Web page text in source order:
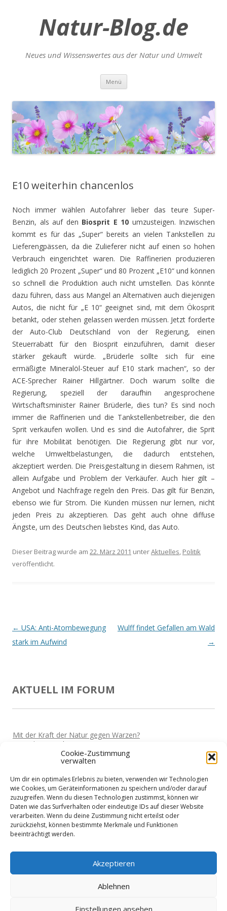
Cookie-Zustimmung
verwalten
Um dir ein optimales Erlebnis zu bieten, verwenden wir Technologien
wie Cookies, um Geräteinformationen zu speichern und/oder darauf
zuzugreifen. Wenn du diesen Technologien zustimmst, können wir
Daten wie das Surfverhalten oder eindeutige IDs auf dieser Website
verarbeiten. Wenn du deine Zustimmung nicht erteilst oder
zurückziehst, können bestimmte Merkmale und Funktionen
beeinträchtigt werden.
Akzeptieren
Ablehnen
Einstellungen ansehen
Natur-Blog.de
Neues und Wissenswertes aus der Natur und Umwelt
Menü Zum
springen
E10 weiterhin chancenlos
Noch immer wählen Autofahrer lieber das teure Super-
Benzin, als auf den Biosprit E 10 umzusteigen. Inzwischen
kommt es für das „Super“ bereits an vielen Tankstellen zu
Lieferengpässen, da die Zulieferer nicht auf einen so hohen
Verbrauch eingerichtet waren. Die Raffinerien produzieren
lediglich 20 Prozent „Super“ und 80 Prozent „E10“ und können
so schnell die Produktion auch nicht umstellen. Das könnte
dazu führen, dass aus Mangel an Alternativen auch diejenigen
Autos, die nicht für „E 10“ geeignet sind, mit dem Ökosprit
betankt, oder stehen gelassen werden müssen. Jetzt forderte
der Auto-Club Deutschland von der Regierung, einen
Steuerrabatt für den Biosprit einzuführen, damit dieser
stärker gekauft würde. „Brüderle sollte sich für eine
ermäßigte Mineralöl-Steuer auf E10 stark machen“, so der
ACE-Sprecher Rainer Hillgärtner. Doch warum sollte die
Regierung, speziell der daraufhin angesprochene
Wirtschaftsminister Rainer Brüderle, dies tun? Es sind noch
immer die Raffinerien und die Tankstellenbetreiber, die den
Sprit verkaufen wollen. Und es sind die Autofahrer, die Sprit
für ihre Mobilität benötigen. Die Regierung gibt nur vor,
welche Umweltbelastungen, die dadurch entstehen,
akzeptiert werden. Die Preisgestaltung in diesem Rahmen, ist
allein Aufgabe und Problem der Verkäufer. Auch hier gilt –
Angebot und Nachfrage regeln den Preis. Das gilt für Benzin,
ebenso wie für Strom. Die Kunden müssen nur lernen, nicht
jeden Preis zu akzeptieren. Das geht auch ohne diffuse
Ängste, um des Deutschen liebstes Kind, das Auto.
Dieser Beitrag wurde am 22. März 2011 unterAktuelles, Politik
veröffentlicht.
Beitrags-
Navigation
← USA: Anti-Atombewegung
stark im Aufwind
Wulff findet Gefallen am Wald
→
AKTUELL IM FORUM
Mit der Kraft der Natur gegen Warzen?
Miki Vor 5 Jahren
Darf man wieder reisen?
Home-Office und die Stromkosten
VonBasti Vor 5 Jahren
Wie sieht es mit Urlaub aus?
VonBastiVor 5 Jahren
Niedrigenergiehaus - Finanzierung?